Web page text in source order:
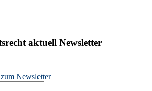
aktuell Newsletter
zum Newsletter